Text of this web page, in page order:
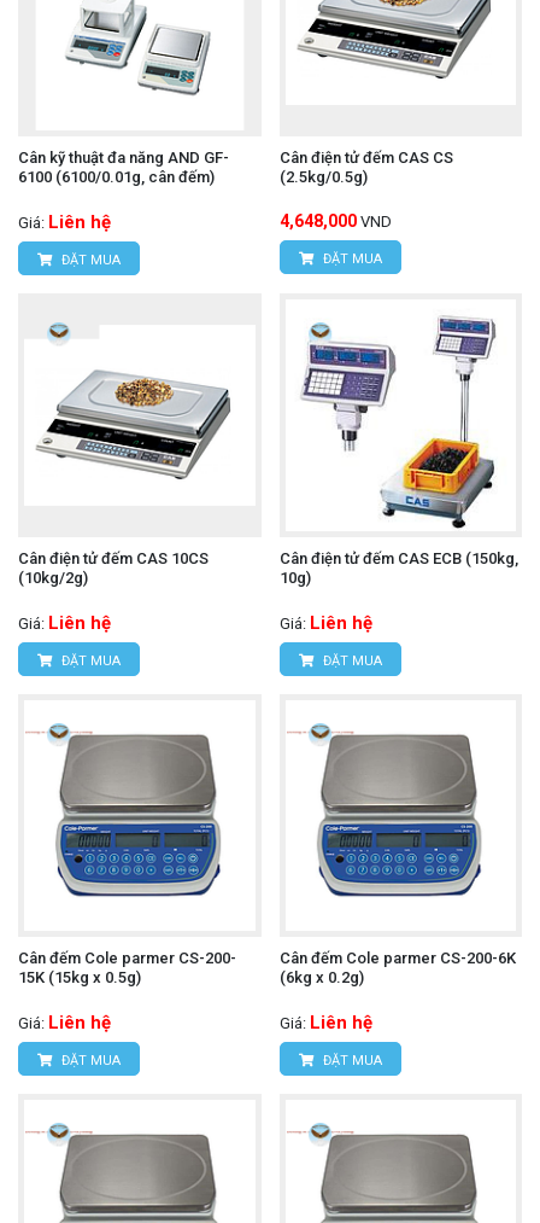
Cân kỹ thuật đa năng AND GF-
6100 (6100/0.01g, cân đếm)
Giá: Liên hệ
ĐẶT MUA
Cân điện tử đếm CAS CS
(2.5kg/0.5g)
4,648,000 VND
ĐẶT MUA
Cân điện tử đếm CAS 10CS
(10kg/2g)
Giá: Liên hệ
ĐẶT MUA
Cân điện tử đếm CAS ECB (150kg,
10g)
Giá: Liên hệ
ĐẶT MUA
Cân đếm Cole parmer CS-200-
15K (15kg x 0.5g)
Giá: Liên hệ
ĐẶT MUA
Cân đếm Cole parmer CS-200-6K
(6kg x 0.2g)
Giá: Liên hệ
ĐẶT MUA